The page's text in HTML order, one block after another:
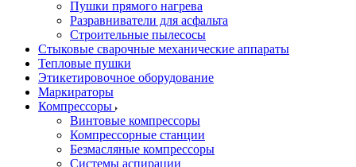
Пушки прямого нагрева
Разравниватели для асфальта
Строительные пылесосы
Стыковые сварочные механические аппараты
Тепловые пушки
Этикетировочное оборудование
Маркираторы
Компрессоры
Винтовые компрессоры
Компрессорные станции
Безмасляные компрессоры
Системы аспирации